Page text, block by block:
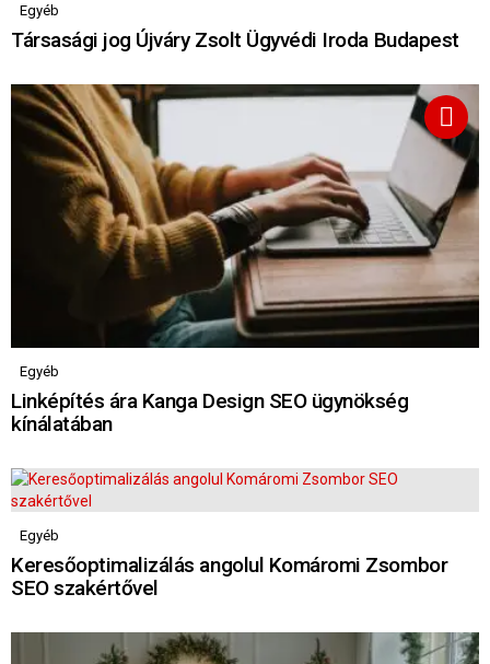
Egyéb
Társasági jog Újváry Zsolt Ügyvédi Iroda Budapest
Egyéb
Linképítés ára Kanga Design SEO ügynökség
kínálatában
Egyéb
Keresőoptimalizálás angolul Komáromi Zsombor
SEO szakértővel